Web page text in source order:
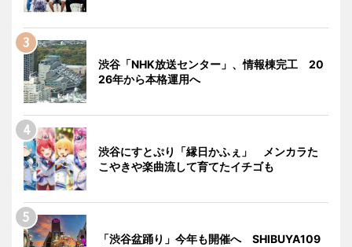
渋谷「NHK放送センター」、情報棟完工 20
26年から本格運用へ
渋谷にすとぷり「縁日かふぇ」 メンカラた
こやきや楽曲流して育てたイチゴも
「渋谷盆踊り」今年も開催へ SHIBUYA109